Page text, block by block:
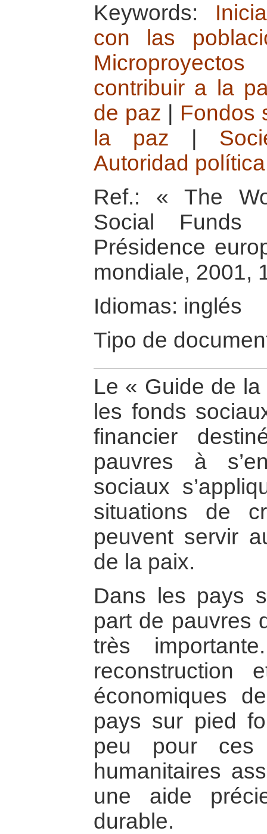
Keywords:
con las
contribuir a la
de paz
Fondos
la paz
Autoridad política
Ref.: « The
Social
Présidence
mondiale, 2001,
Idiomas: inglés
Tipo de
Le « Guide de
les fonds
financier
pauvres à
sociaux
situations de
peuvent servir
de la paix.
Dans les pays
part de pauvres
très
reconstruction
économiques
pays sur pied
peu pour ces
humanitaires
une aide
durable.